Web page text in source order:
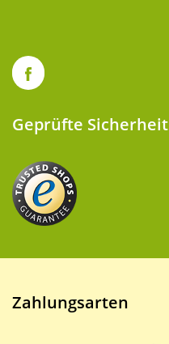
Geprüfte Sicherheit
Zahlungsarten